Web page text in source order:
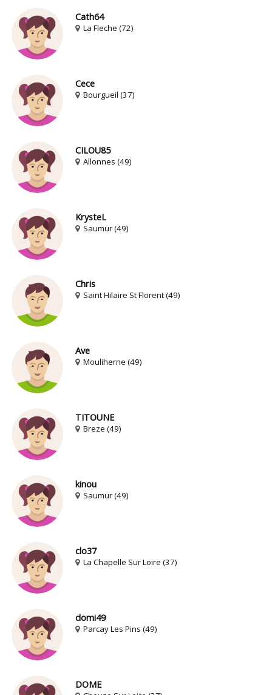
Cath64
La Fleche (72)
Cece
Bourgueil (37)
CILOU85
Allonnes (49)
KrysteL
Saumur (49)
Chris
Saint Hilaire St Florent (49)
Ave
Mouliherne (49)
TITOUNE
Breze (49)
kinou
Saumur (49)
clo37
La Chapelle Sur Loire (37)
domi49
Parcay Les Pins (49)
DOME